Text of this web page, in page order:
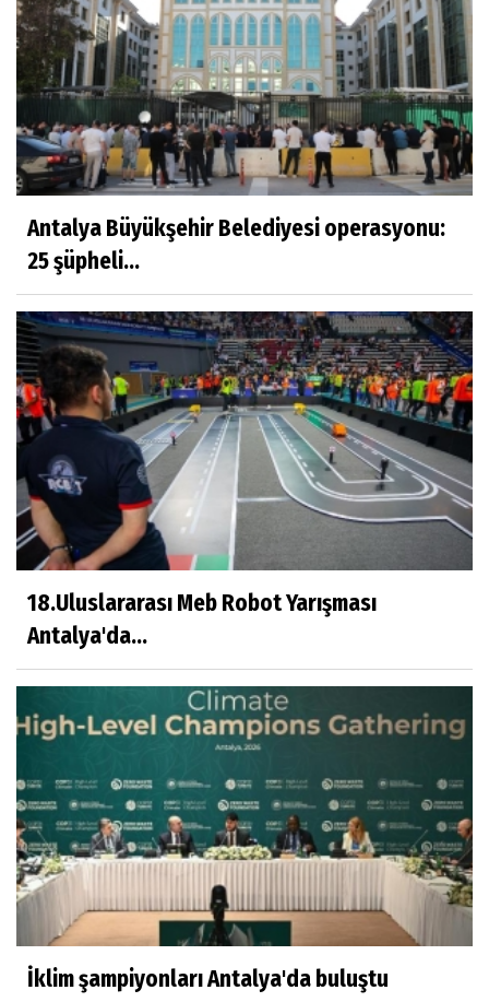
Antalya Büyükşehir Belediyesi operasyonu:
25 şüpheli...
18.Uluslararası Meb Robot Yarışması
Antalya'da...
İklim şampiyonları Antalya'da buluştu